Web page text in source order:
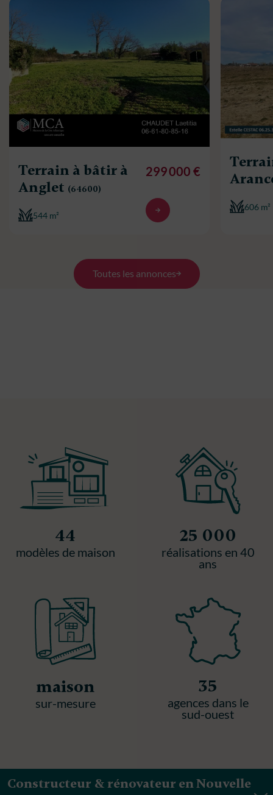
Terrain à bâtir à
Anglet (64600)
544 m²
299 000 €
606 m²
Toutes les annonces
44
modèles de maison
25 000
réalisations en 40
ans
maison
sur-mesure
35
agences dans le
sud-ouest
Constructeur & rénovateur en Nouvelle